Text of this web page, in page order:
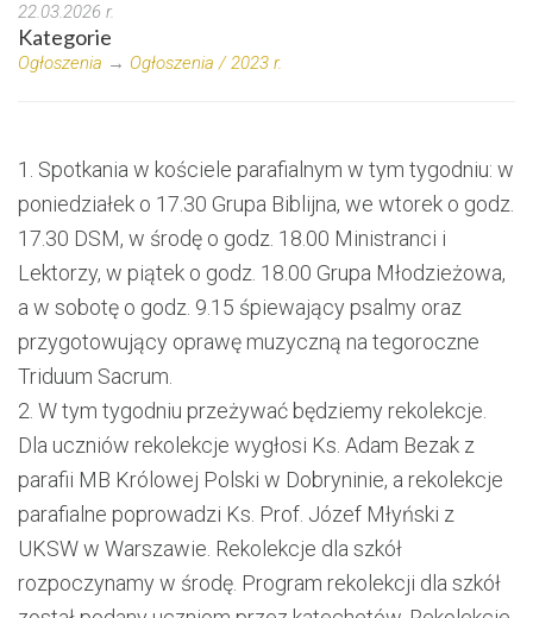
22.03.2026 r.
Kategorie
Ogłoszenia → Ogłoszenia / 2023 r.
1. Spotkania w kościele parafialnym w tym tygodniu: w
poniedziałek o 17.30 Grupa Biblijna, we wtorek o godz.
17.30 DSM, w środę o godz. 18.00 Ministranci i
L ektorzy, w piątek o godz. 18.00 Grupa Młodzieżowa,
a w sobotę o godz. 9.15 śpiewający psalmy oraz
przygotowujący oprawę muzyczną na tegoroczne
Triduum Sacrum
2. W tym tygodniu przeżywać będziemy rekolekcje.
Dla uczniów rekolekcje wygłosi Ks. Adam Bezak z
parafii MB Królowej Polski w Dobryninie, a rekolekcje
parafialne poprowadzi Ks. Prof. Józef Młyński z
UKSWw Warszawie Rekolekcje dla szkół
rozpoczynamy w środę Program rekolekcji dla szkół